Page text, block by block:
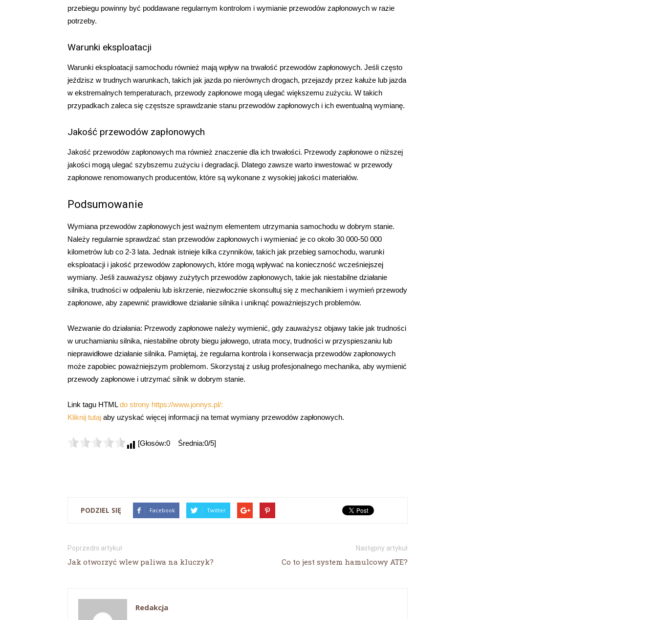
przebiegu powinny być poddawane regularnym kontrolom i wymianie przewodów zapłonowych w razie
potrzeby.
Warunki eksploatacji
Warunki eksploatacji samochodu również mają wpływ na trwałość przewodów zapłonowych. Jeśli często
jeździsz w trudnych warunkach, takich jak jazda po nierównych drogach, przejazdy przez kałuże lub jazda
w ekstremalnych temperaturach, przewody zapłonowe mogą ulegać większemu zużyciu. W takich
przypadkach zaleca się częstsze sprawdzanie stanu przewodów zapłonowych i ich ewentualną wymianę.
Jakość przewodów zapłonowych
Jakość przewodów zapłonowych ma również znaczenie dla ich trwałości. Przewody zapłonowe o niższej
jakości mogą ulegać szybszemu zużyciu i degradacji. Dlatego zawsze warto inwestować w przewody
zapłonowe renomowanych producentów, które są wykonane z wysokiej jakości materiałów.
Podsumowanie
Wymiana przewodów zapłonowych jest ważnym elementem utrzymania samochodu w dobrym stanie.
Należy regularnie sprawdzać stan przewodów zapłonowych i wymieniać je co około 30 000-50 000
kilometrów lub co 2-3 lata. Jednak istnieje kilka czynników, takich jak przebieg samochodu, warunki
eksploatacji i jakość przewodów zapłonowych, które mogą wpływać na konieczność wcześniejszej
wymiany. Jeśli zauważysz objawy zużytych przewodów zapłonowych, takie jak niestabilne działanie
silnika, trudności w odpaleniu lub iskrzenie, niezwłocznie skonsultuj się z mechanikiem i wymień przewody
zapłonowe, aby zapewnić prawidłowe działanie silnika i uniknąć poważniejszych problemów.
Wezwanie do działania: Przewody zapłonowe należy wymienić, gdy zauważysz objawy takie jak trudności
w uruchamianiu silnika, niestabilne obroty biegu jałowego, utrata mocy, trudności w przyspieszaniu lub
nieprawidłowe działanie silnika. Pamiętaj, że regularna kontrola i konserwacja przewodów zapłonowych
może zapobiec poważniejszym problemom. Skorzystaj z usług profesjonalnego mechanika, aby wymienić
przewody zapłonowe i utrzymać silnik w dobrym stanie.
Link tagu HTMLdo strony https://www.jonnys.pl/:
Kliknij tutaj aby uzyskać więcej informacji na temat wymiany przewodów zapłonowych.
[Głosów:0 Średnia:0/5]
PODZIEL SIĘ Facebook Twitter
Poprzedni artykuł
Jak otworzyć wlew paliwa na kluczyk?
Następny artykuł
Co to jest system hamulcowy ATE?
Redakcja